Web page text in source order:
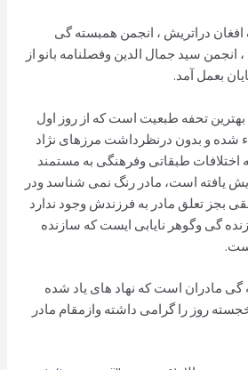
افغان دراتریش ، انجمن همبسته گی
، انجمن سید جمال الدین وفصلنامه بانو از
بعمل آمد.
بهترين تحفه طبعيت است که از روز اول
شده و بدون درنظرداشت مرزهای نژاد
اختلافات طبقاتی وفرهنگی به مستمند
يافته است، مادر رنگ نمی شناسد ودر
بجز تعلق مادر به فرزندش وجود ندارد
گی وگوهر نايابی ايست که سازنده
مادران است که نهاد های ياد شده
روز را گرامی داشته وازمقام مادر